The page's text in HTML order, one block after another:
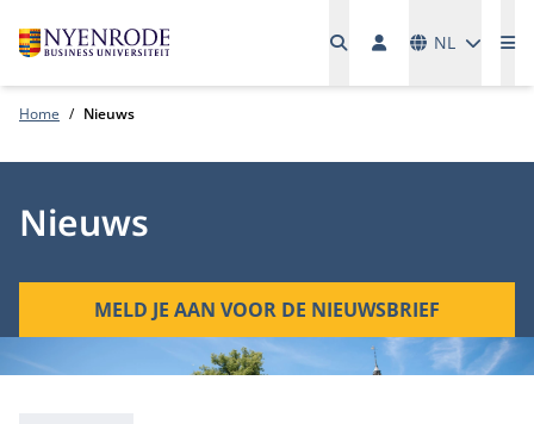
NL
Home Nieuws
Nieuws
MELD JE AAN VOOR DE NIEUWSBRIEF